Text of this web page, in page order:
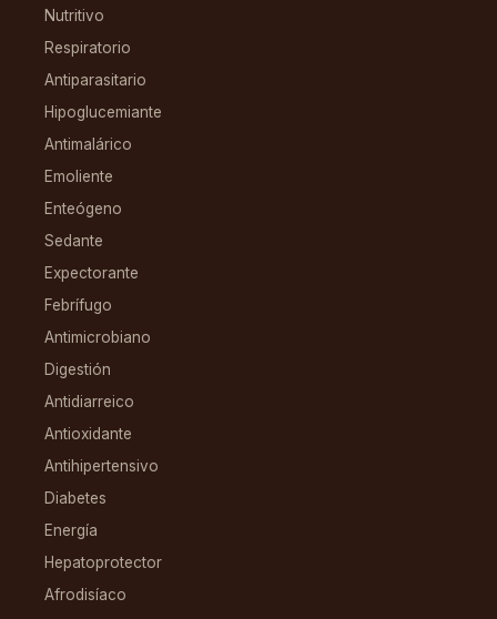
Nutritivo
Respiratorio
Antiparasitario
Hipoglucemiante
Antimalárico
Emoliente
Enteógeno
Sedante
Expectorante
Febrífugo
Antimicrobiano
Digestión
Antidiarreico
Antioxidante
Antihipertensivo
Diabetes
Energía
Hepatoprotector
Afrodisíaco